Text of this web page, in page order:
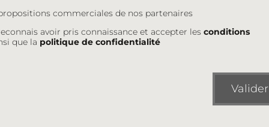
commerciales de nos partenaires
avoir pris connaissance et accepter lesconditions
que la politique de confidentialité
Valider